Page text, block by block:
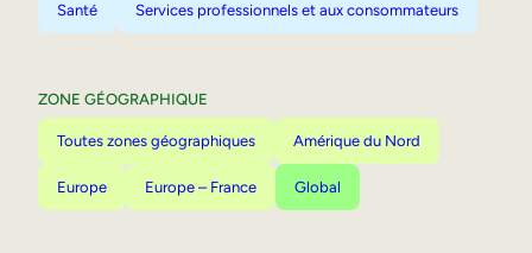
Santé Services professionnels et aux consommateurs
ZONE GÉOGRAPHIQUE
Toutes zones géographiques Amérique du Nord
Europe Europe – France Global